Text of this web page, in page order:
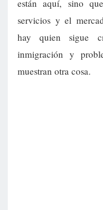
están aquí, sino
servicios y el
hay quien sigue
inmigración y
muestran otra cosa.